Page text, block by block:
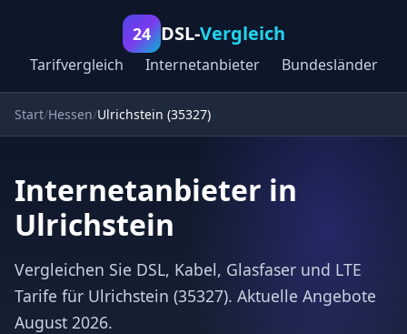
24 DSL-Vergleich
Tarifvergleich Internetanbieter Bundesländer
Start Hessen Ulrichstein (35327)
Internetanbieter in
Ulrichstein
Vergleichen Sie DSL, Kabel, Glasfaser und LTE
Tarife für Ulrichstein (35327). Aktuelle Angebote
August 2026.